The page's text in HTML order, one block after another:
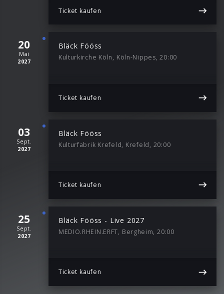
Ticket kaufen
20
Mai
2027
Bläck Fööss
Kulturkirche Köln, Köln-Nippes, 20:00
Ticket kaufen
03
Sept.
2027
Bläck Fööss
Kulturfabrik Krefeld, Krefeld, 20:00
Ticket kaufen
25
Sept.
2027
Bläck Fööss - Live 2027
MEDIO.RHEIN.ERFT, Bergheim, 20:00
Ticket kaufen